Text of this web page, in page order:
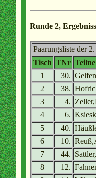
Runde 2,
Paarungsliste der
Tisch TNr
1
30.
2
38.
3
4.
4
6.
5
40.
6
10.
7
44.
8
12.